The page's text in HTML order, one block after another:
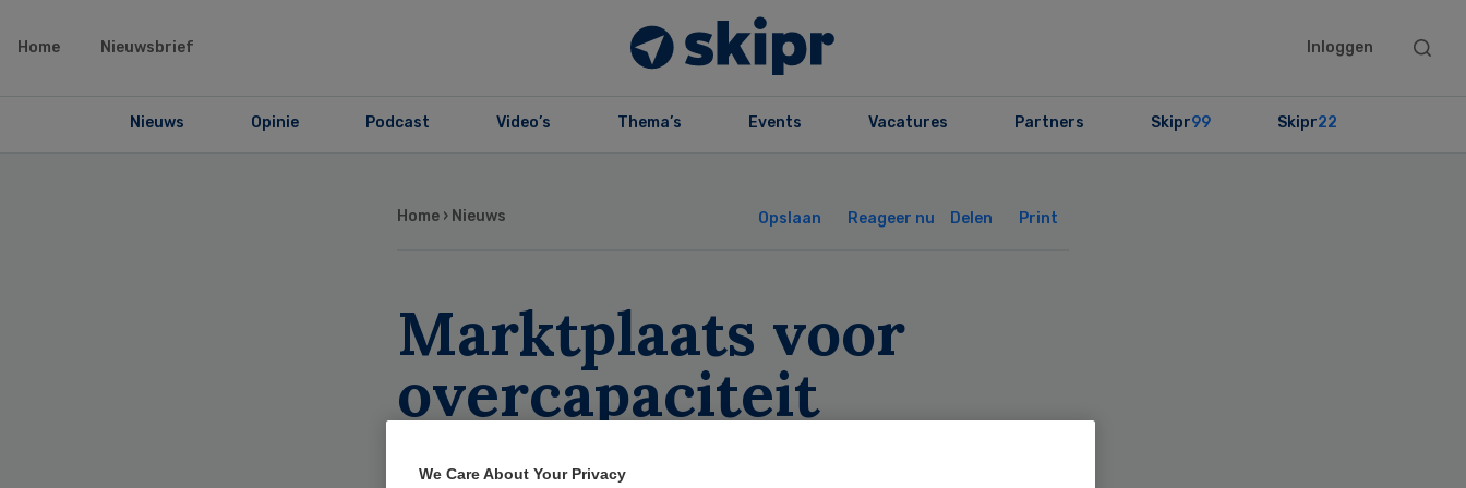
Home Nieuwsbrief Inloggen
Search
Nieuws Opinie Podcast Video’s Thema’s Events Vacatures Partners Skipr99 Skipr22
Home › Nieuws Opslaan Reageer nu Delen Print
Marktplaats voor
overcapaciteit
zorginstellingen
We Care About Your Privacy